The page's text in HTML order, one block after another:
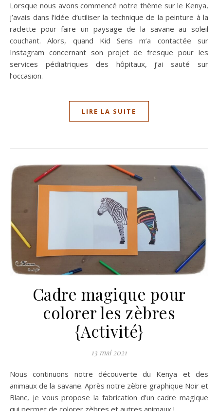
Lorsque nous avons commencé notre thème sur le Kenya,
j’avais dans l’idée d’utiliser la technique de la peinture à la
raclette pour faire un paysage de la savane au soleil
couchant. Alors, quand Kid Sens m’a contactée sur
Instagram concernant son projet de fresque pour les
services pédiatriques des hôpitaux, j’ai sauté sur
l’occasion.
LIRE LA SUITE
Cadre magique pour
colorer les zèbres
{Activité}
13 mai 2021
Nous continuons notre découverte du Kenya et des
animaux de la savane. Après notre zèbre graphique Noir et
Blanc, je vous propose la fabrication d’un cadre magique
qui permet de colorer zèbres et autres animaux !